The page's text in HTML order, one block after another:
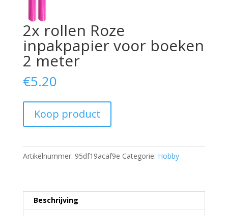
2x rollen Roze
inpakpapier voor boeken
2 meter
€5.20
Koop product
Artikelnummer: 95df19acaf9e Categorie: Hobby
Beschrijving